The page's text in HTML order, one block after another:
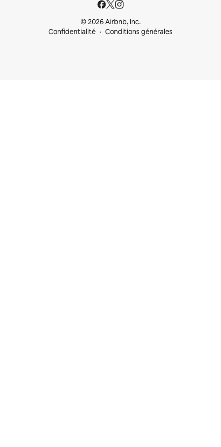
© 2026 Airbnb, Inc.
Confidentialité
Conditions générales